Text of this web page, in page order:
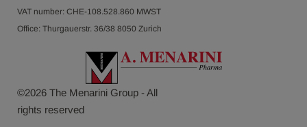
VAT number: CHE-108.528.860 MWST
Office: Thurgauerstr. 36/38 8050 Zurich
©2026 The Menarini Group - All
rights reserved